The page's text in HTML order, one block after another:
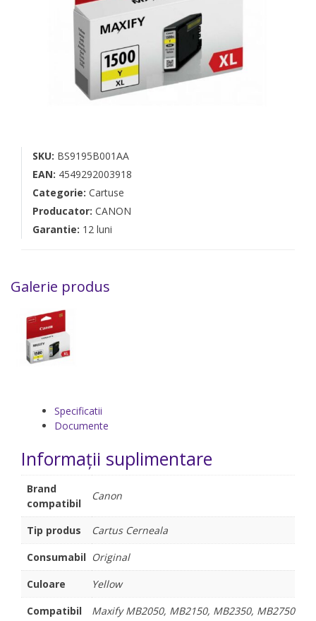
SKU: BS9195B001AA
EAN: 4549292003918
Categorie: Cartuse
Producator: CANON
Garantie: 12 luni
Galerie produs
Specificatii
Documente
Informații suplimentare
Brand
compatibil
Canon
Tip produs
Cartus Cerneala
Consumabil Original
Culoare
Yellow
Compatibil
Maxify MB2050, MB2150, MB2350, MB2750